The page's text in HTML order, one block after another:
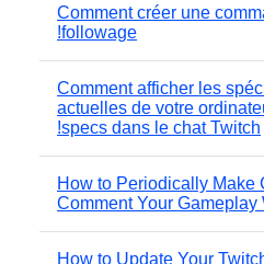
Comment créer une
!followage
Comment afficher les
actuelles de votre
!specs dans le chat Twitch
How to Periodically Make
Comment Your Gameplay
How to Update Your